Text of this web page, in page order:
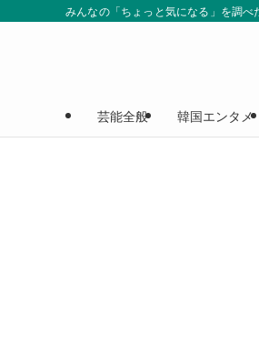
みんなの「ちょっと気になる」を調べ
芸能全般 韓国エンタメ